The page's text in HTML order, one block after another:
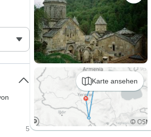
Karte ansehen
5